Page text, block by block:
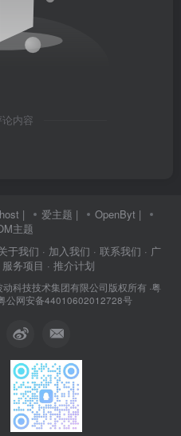
内容
| 爱主题 | OpenByt |
主题
于我们 · 加入我们 · 联系我们 · 广
服务项目 · 推介计划
动科技技术集团有限公司版权所有·粤
公网安备44010602012728号